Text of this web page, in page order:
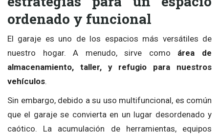
ordenado y funcional
El garaje es uno de los espacios más versátiles de
nuestro hogar. A menudo, sirve como área de
almacenamiento, taller, y refugio para nuestros
vehículos.
Sin embargo, debido a su uso multifuncional, es común
que el garaje se convierta en un lugar desordenado y
caótico. La acumulación de herramientas, equipos